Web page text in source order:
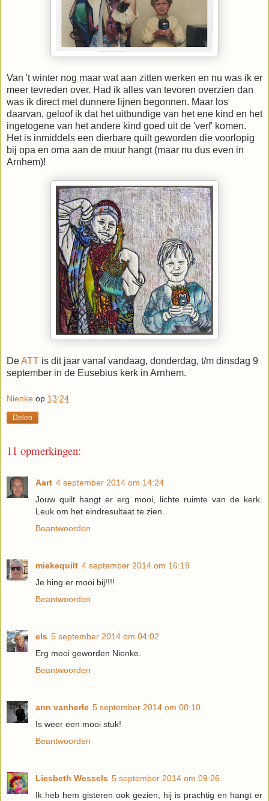
Van 't winter nog maar wat aan zitten werken en nu was ik er
meer tevreden over. Had ik alles van tevoren overzien dan
was ik direct met dunnere lijnen begonnen. Maar los
daarvan, geloof ik dat het uitbundige van het ene kind en het
ingetogene van het andere kind goed uit de 'verf' komen.
Het is inmiddels een dierbare quilt geworden die voorlopig
bij opa en oma aan de muur hangt (maar nu dus even in
Arnhem)!
DeATT is dit jaar vanaf vandaag, donderdag, t/m dinsdag 9
september in de Eusebius kerk in Arnhem.
Nienke op 13:24
Delen
11 opmerkingen:
Aart 4 september 2014 om 14:24
Jouw quilt hangt er erg mooi, lichte ruimte van de kerk.
Leuk om het eindresultaat te zien.
Beantwoorden
miekequilt 4 september 2014 om 16:19
Je hing er mooi bij!!!!
Beantwoorden
els 5 september 2014 om 04:02
Erg mooi geworden Nienke.
Beantwoorden
ann vanherle 5 september 2014 om 08:10
Is weer een mooi stuk!
Beantwoorden
Liesbeth Wessels 5 september 2014 om 09:26
Ik heb hem gisteren ook gezien, hij is prachtig en hangt er